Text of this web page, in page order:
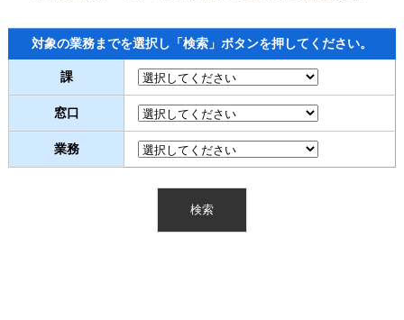
対象の業務までを選択し「検索」ボタンを押してください。
課
窓口
業務